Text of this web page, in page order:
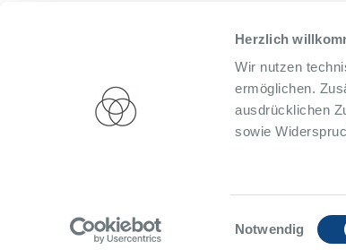
Herzlich
Wir nutzen
ermöglichen.
ausdrücklichen
sowie
Notwendig
© 2026 Alfried Krupp Krankenhaus
Datenschutz Presse